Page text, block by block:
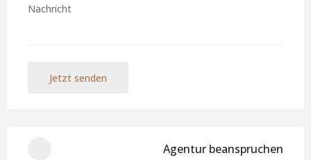
Jetzt senden
Agentur beanspruchen